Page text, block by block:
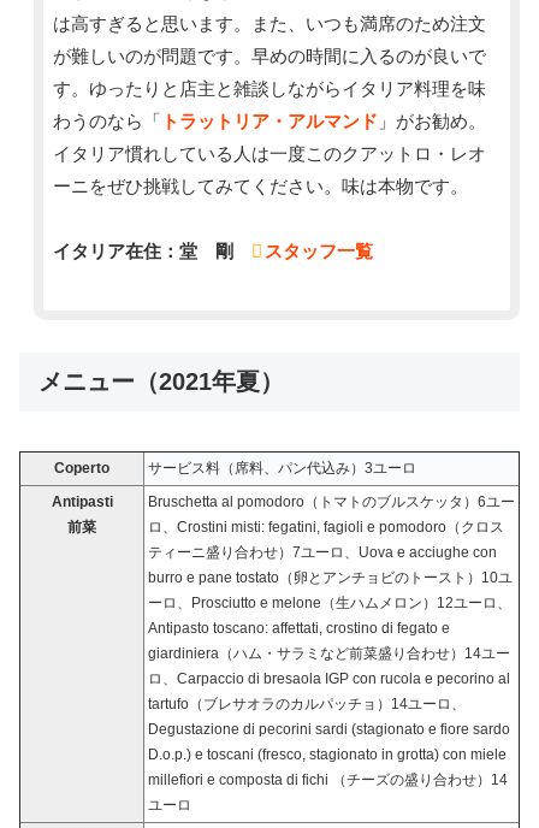
は高すぎると思います。また、いつも満席のため注文
が難しいのが問題です。早めの時間に入るのが良いで
す。ゆったりと店主と雑談しながらイタリア料理を味
わうのなら「 トラットリア・アルマンド 」がお勧め。
イタリア慣れしている人は一度このクアットロ・レオ
ーニをぜひ挑戦してみてください。味は本物です。
イタリア在住：堂 剛 スタッフ一覧
メニュー（2021年夏）
Coperto
サービス料（席料、パン代込み）3ユーロ
Antipasti
前菜
Bruschetta al pomodoro（トマトのブルスケッタ）6ユー
ロ、Crostini misti: fegatini, fagioli e pomodoro（クロス
ティーニ盛り合わせ）7ユーロ、Uova e acciughe con
burro e pane tostato（卵とアンチョビのトースト）10ユ
ーロ、Prosciutto e melone（生ハムメロン）12ユーロ、
Antipasto toscano: affettati, crostino di fegato e
giardiniera（ハム・サラミなど前菜盛り合わせ）14ユー
ロ、Carpaccio di bresaola IGP con rucola e pecorino al
tartufo（ブレサオラのカルパッチョ）14ユーロ、
Degustazione di pecorini sardi (stagionato e fiore sardo
D.o.p.) e toscani (fresco, stagionato in grotta) con miele
millefiori e composta di fichi （チーズの盛り合わせ）14
ユーロ